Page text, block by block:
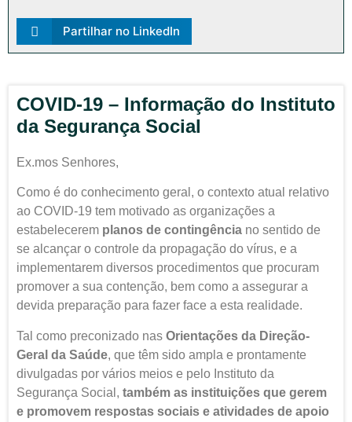
Partilhar no LinkedIn
COVID-19 – Informação do Instituto
da Segurança Social
Ex.mos Senhores,
Como é do conhecimento geral, o contexto atual relativo
ao COVID-19 tem motivado as organizações a
estabelecerem planos de contingência no sentido de
se alcançar o controle da propagação do vírus, e a
implementarem diversos procedimentos que procuram
promover a sua contenção, bem como a assegurar a
devida preparação para fazer face a esta realidade.
Tal como preconizado nas Orientações da Direção-
Geral da Saúde, que têm sido ampla e prontamente
divulgadas por vários meios e pelo Instituto da
Segurança Social, também as instituições que gerem
e promovem respostas sociais e atividades de apoio